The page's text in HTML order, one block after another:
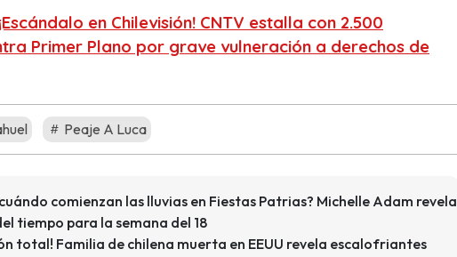
¡Escándalo en Chilevisión! CNTV estalla con 2.500
Primer Plano por grave vulneración a derechos de
Peaje A Luca
comienzan las lluvias en Fiestas Patrias? Michelle Adam revela
tiempo para la semana del 18
total! Familia de chilena muerta en EEUU revela escalofriantes